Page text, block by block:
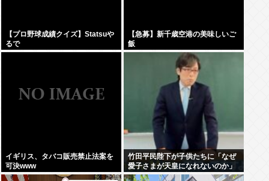
【プロ野球成績クイズ】Statsuや
るで
【急募】新千歳空港の美味しいご
飯
イギリス、タバコ販売禁止法案を
可決www
竹田平民陛下が子供たちに「なぜ
愛子さまが天皇になれないのか」
をわかりやすく解説してしまう